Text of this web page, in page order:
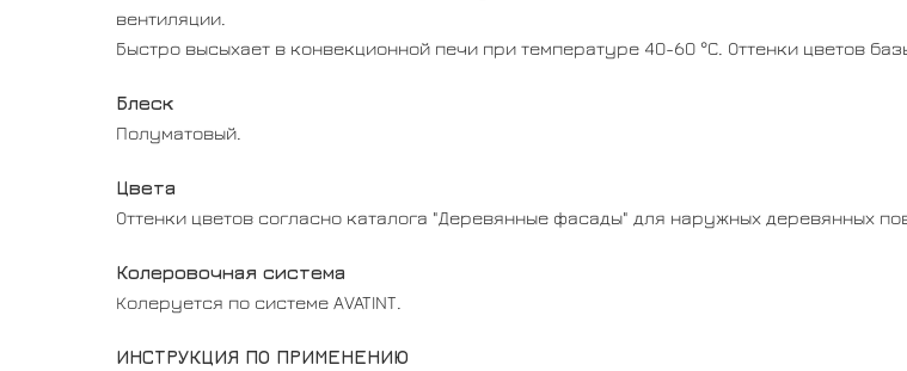
вентиляции.
Быстро высыхает в конвекционной печи при температуре 40-60 °С. Оттенки цветов
Блеск
Полуматовый.
Цвета
Оттенки цветов согласно каталога "Деревянные фасады" для наружных деревянных
Колеровочная система
Колеруется по системе AVATINT.
ИНСТРУКЦИЯ ПО ПРИМЕНЕНИЮ